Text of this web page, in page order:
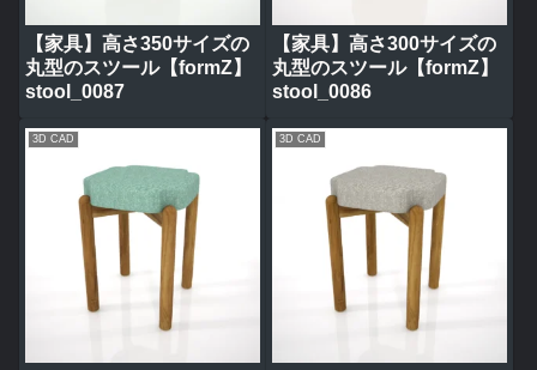
【家具】高さ350サイズの
丸型のスツール【formZ】
stool_0087
【家具】高さ300サイズの
丸型のスツール【formZ】
stool_0086
3D CAD 3D CAD